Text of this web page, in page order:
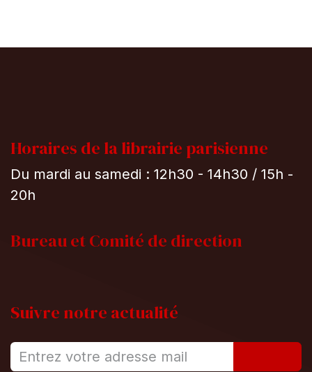
Horaires de la librairie parisienne
Du mardi au samedi : 12h30 - 14h30 / 15h -
20h
Bureau etComité de direction
Suivre notre actualité